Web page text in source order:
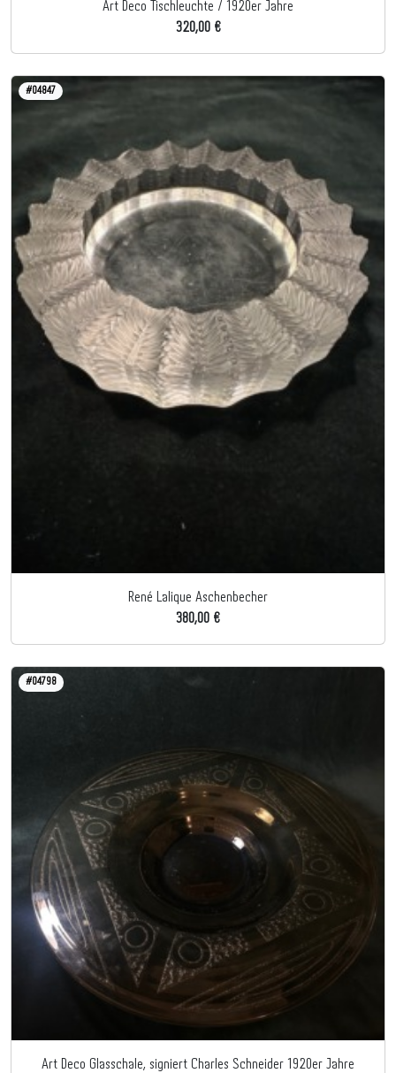
Art Deco Tischleuchte / 1920er Jahre
320,00 €
#04847
René Lalique Aschenbecher
380,00 €
#04798
Art Deco Glasschale, signiert Charles Schneider 1920er Jahre